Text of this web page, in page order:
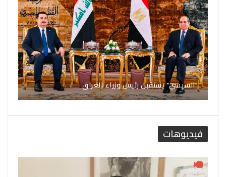
"السيسي" يستقبل رئيس وزراء العراق
فيديوهات